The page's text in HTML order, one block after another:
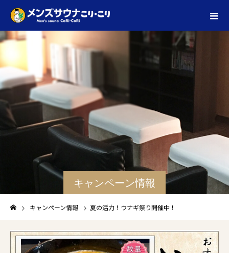
キャンペーン情報
キャンペーン情報 夏の活力！ウナギ祭り開催中！